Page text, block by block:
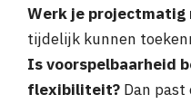
Werk je projectmatig
tijdelijk kunnen
Is voorspelbaarheid
flexibiliteit? Dan past